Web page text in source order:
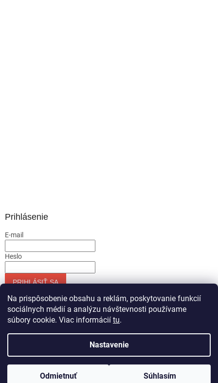
Na prispôsobenie obsahu a reklám, poskytovanie funkcií
sociálnych médií a analýzu návštevnosti používame
súbory cookie. Viac informácií tu.
Nastavenie
Odmietnuť Súhlasím
Prihlásenie
E-mail
Heslo
PRIHLÁSIŤ SA
Nová registráciaZabudnuté heslo
Servis-runar sro
Upraviť nastavenie cookies